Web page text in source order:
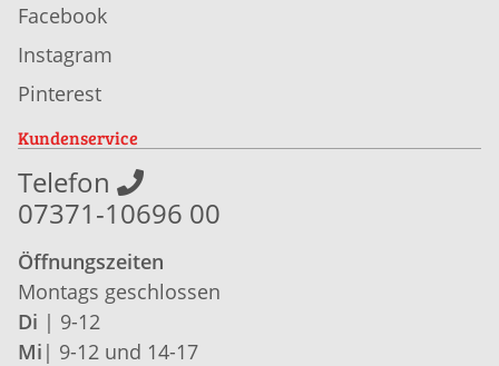
Facebook
Instagram
Pinterest
Kundenservice
Telefon
07371-10696 00
Öffnungszeiten
Montags geschlossen
Di | 9-12
Mi | 9-12 und 14-17